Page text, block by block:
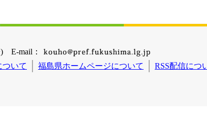
) E-mail：
ついて 福島県ホームページについて
RSS配信につ